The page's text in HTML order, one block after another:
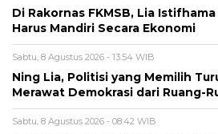
Di Rakornas FKMSB, Lia
Harus Mandiri Secara Ekonomi
Sabtu, 8 Agustus 2026 - 13:54 WIB
Ning Lia, Politisi yang Memilih
Merawat Demokrasi dari Ruang-
Sabtu, 8 Agustus 2026 - 08:42 WIB